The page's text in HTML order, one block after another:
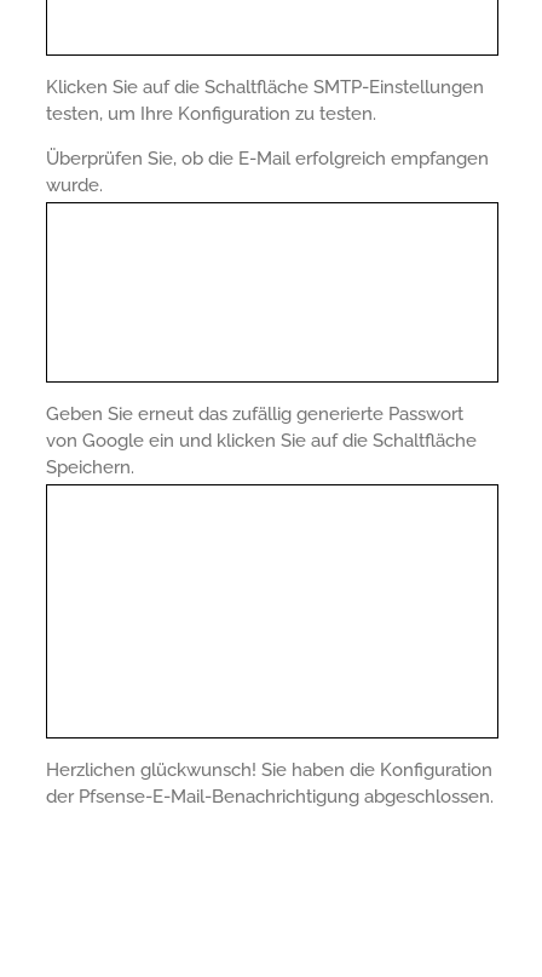
Klicken Sie auf die Schaltfläche SMTP-Einstellungen
testen, um Ihre Konfiguration zu testen.
Überprüfen Sie, ob die E-Mail erfolgreich empfangen
wurde.
Geben Sie erneut das zufällig generierte Passwort
von Google ein und klicken Sie auf die Schaltfläche
Speichern.
Herzlichen glückwunsch! Sie haben die Konfiguration
der Pfsense-E-Mail-Benachrichtigung abgeschlossen.